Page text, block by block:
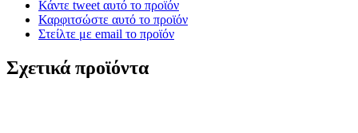
Κάντε tweet αυτό το προϊόν
Καρφιτσώστε αυτό το προϊόν
Στείλτε με email το προϊόν
Σχετικά προϊόντα